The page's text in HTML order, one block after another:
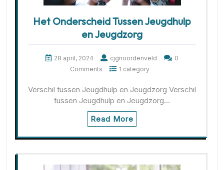
Het Onderscheid Tussen Jeugdhulp
en Jeugdzorg
28 april, 2024 cjgnoordenveld
0
Comments
1 category
Verschil tussen Jeugdhulp en Jeugdzorg Verschil
tussen Jeugdhulp en Jeugdzorg…
Read More